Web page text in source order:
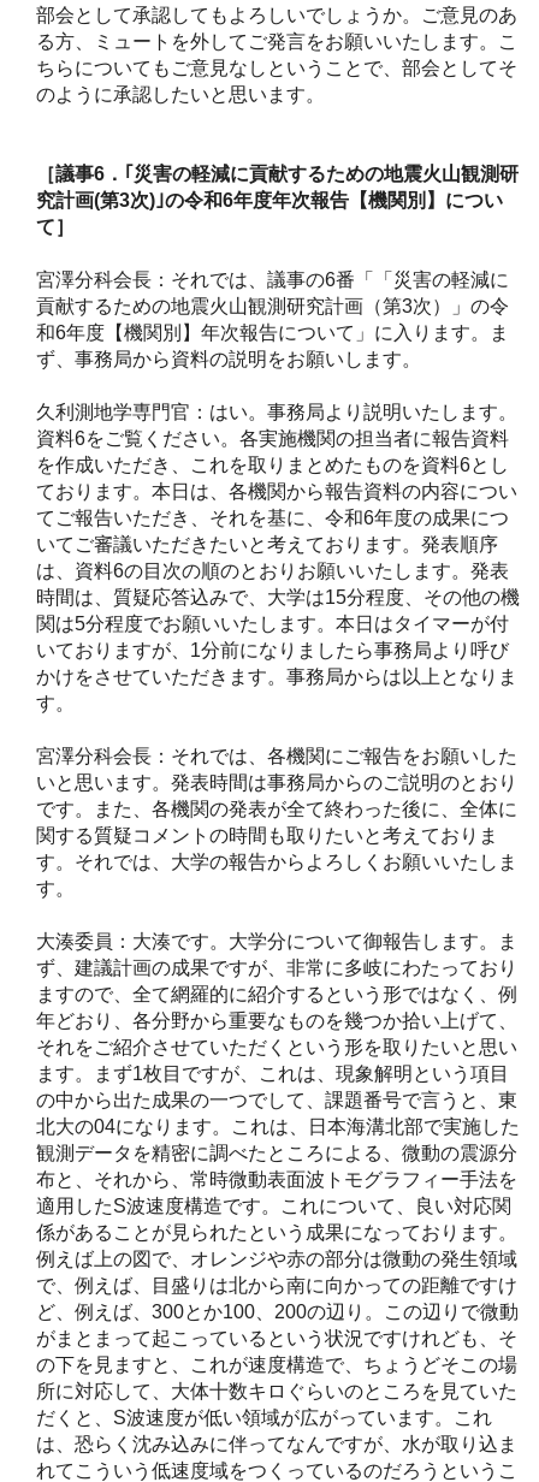
部会として承認してもよろしいでしょうか。ご意見のあ
る方、ミュートを外してご発言をお願いいたします。こ
ちらについてもご意見なしということで、部会としてそ
のように承認したいと思います。
［議事6 ．｢災害の軽減に貢献するための地震火山観測研
究計画(第3次) ｣の令和6年度年次報告【機関別】につい
て］
宮澤分科会長：それでは、議事の6番「「災害の軽減に
貢献するための地震火山観測研究計画（第3次）」の令
和6年度【機関別】年次報告について」に入ります。ま
ず、事務局から資料の説明をお願いします。
久利測地学専門官：はい。事務局より説明いたします。
資料6をご覧ください。各実施機関の担当者に報告資料
を作成いただき、これを取りまとめたものを資料6とし
ております。本日は、各機関から報告資料の内容につい
てご報告いただき、それを基に、令和6年度の成果につ
いてご審議いただきたいと考えております。発表順序
は、資料6の目次の順のとおりお願いいたします。発表
時間は、質疑応答込みで、大学は15分程度、その他の機
関は5分程度でお願いいたします。本日はタイマーが付
いておりますが、1分前になりましたら事務局より呼び
かけをさせていただきます。事務局からは以上となりま
す。
宮澤分科会長：それでは、各機関にご報告をお願いした
いと思います。発表時間は事務局からのご説明のとおり
です。また、各機関の発表が全て終わった後に、全体に
関する質疑コメントの時間も取りたいと考えておりま
す。それでは、大学の報告からよろしくお願いいたしま
す。
大湊委員：大湊です。大学分について御報告します。ま
ず、建議計画の成果ですが、非常に多岐にわたっており
ますので、全て網羅的に紹介するという形ではなく、例
年どおり、各分野から重要なものを幾つか拾い上げて、
それをご紹介させていただくという形を取りたいと思い
ます。まず1枚目ですが、これは、現象解明という項目
の中から出た成果の一つでして、課題番号で言うと、東
北大の04になります。これは、日本海溝北部で実施した
観測データを精密に調べたところによる、微動の震源分
布と、それから、常時微動表面波トモグラフィー手法を
適用したS波速度構造です。これについて、良い対応関
係があることが見られたという成果になっております。
例えば上の図で、オレンジや赤の部分は微動の発生領域
で、例えば、目盛りは北から南に向かっての距離ですけ
ど、例えば、300とか100、200の辺り。この辺りで微動
がまとまって起こっているという状況ですけれども、そ
の下を見ますと、これが速度構造で、ちょうどそこの場
所に対応して、大体十数キロぐらいのところを見ていた
だくと、S波速度が低い領域が広がっています。これ
は、恐らく沈み込みに伴ってなんですが、水が取り込ま
れてこういう低速度域をつくっているのだろうというこ